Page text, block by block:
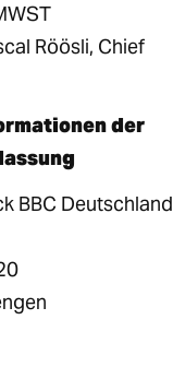
Röösli, Chief
der
BBC Deutschland